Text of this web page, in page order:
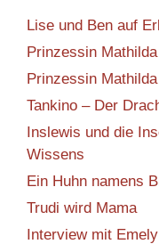
Lise und Ben auf
Prinzessin
Prinzessin
Tankino – Der
Inslewis und die
Wissens
Ein Huhn namens
Trudi wird Mama
Interview mit Emely